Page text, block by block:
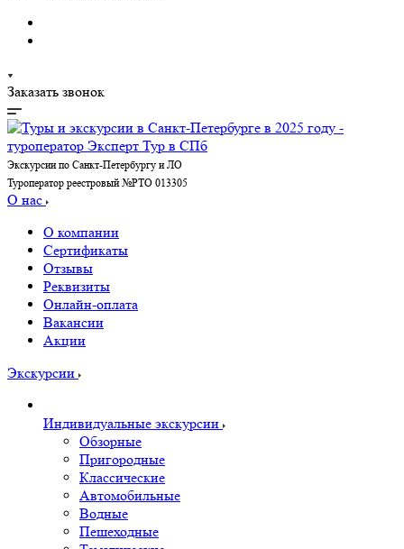
Заказать звонок
Экскурсии по Санкт-Петербургу и ЛО
Туроператор реестровый №РТО 013305
О нас
О компании
Сертификаты
Отзывы
Реквизиты
Онлайн-оплата
Вакансии
Акции
Экскурсии
Индивидуальные экскурсии
Обзорные
Пригородные
Классические
Автомобильные
Водные
Пешеходные